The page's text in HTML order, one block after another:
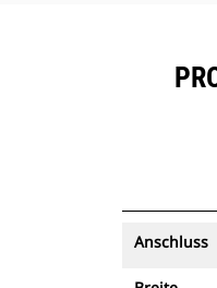
Anschluss